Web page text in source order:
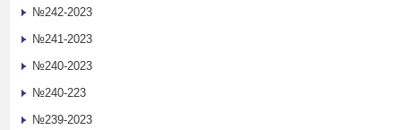
№242-2023
№241-2023
№240-2023
№240-223
№239-2023